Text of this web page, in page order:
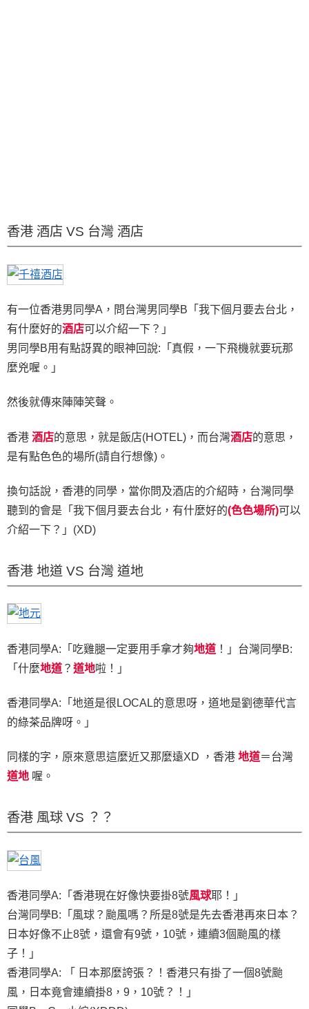
香港 酒店 VS 台灣 酒店
有一位香港男同學A，問台灣男同學B「我下個月要去台北，
有什麼好的酒店可以介紹一下？」
男同學B用有點訝異的眼神回說:「真假，一下飛機就要玩那
麼兇喔。」
然後就傳來陣陣笑聲。
香港 酒店的意思，就是飯店(HOTEL)，而台灣酒店的意思，
是有點色色的場所(請自行想像)。
換句話說，香港的同學，當你問及酒店的介紹時，台灣同學
聽到的會是「我下個月要去台北，有什麼好的(色色場所)可以
介紹一下？」(XD)
香港 地道 VS 台灣 道地
香港同學A:「吃雞腿一定要用手拿才夠地道 ！」台灣同學B:
「什麼地道 ？ 道地啦！」
香港同學A:「地道是很LOCAL的意思呀，道地是劉德華代言
的綠茶品牌呀。」
同樣的字，原來意思這麼近又那麼遠XD ，香港 地道＝台灣
道地 喔。
香港 風球 VS ？？
香港同學A:「香港現在好像快要掛8號風球耶！」
台灣同學B:「風球？颱風嗎？所是8號是先去香港再來日本？
日本好像不止8號，還會有9號，10號，連續3個颱風的樣
子！」
香港同學A: 「 日本那麼誇張？！香港只有掛了一個8號颱
風，日本竟會連續掛8，9，10號？！」